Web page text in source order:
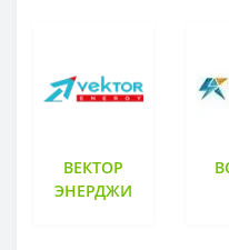
ВЕКТОР
ЭНЕРДЖИ